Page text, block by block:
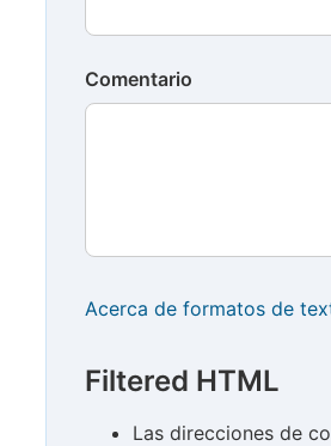
Comentario
Acerca de formatos de
Filtered HTML
Las direcciones de